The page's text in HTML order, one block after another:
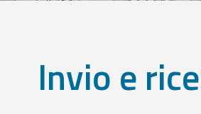
Invio e